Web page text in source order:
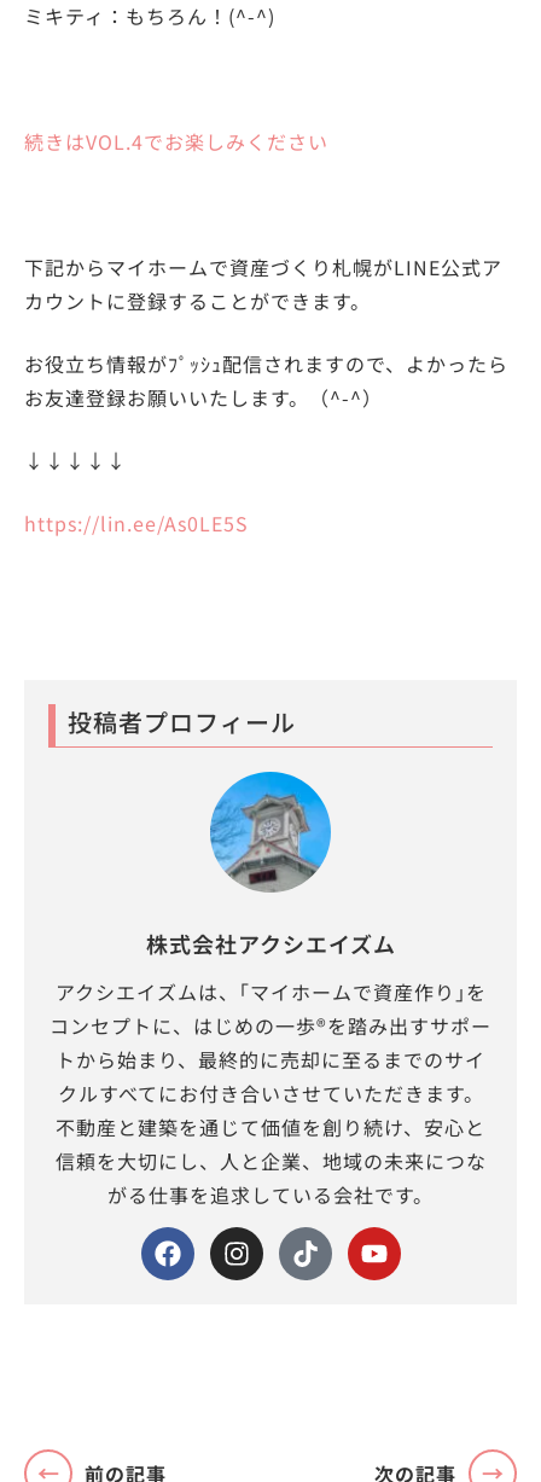
ミキティ：もちろん！(^-^)
続きはVOL.4でお楽しみください
下記からマイホームで資産づくり札幌がLINE公式ア
カウントに登録することができます。
お役立ち情報がﾌﾟｯｼｭ配信されますので、よかったら
お友達登録お願いいたします。（^-^）
↓↓↓↓↓
https://lin.ee/As0LE5S
投稿者プロフィール
株式会社アクシエイズム
アクシエイズムは、｢マイホームで資産作り｣を
コンセプトに、はじめの一歩®を踏み出すサポー
トから始まり、最終的に売却に至るまでのサイ
クルすべてにお付き合いさせていただきます。
不動産と建築を通じて価値を創り続け、安心と
信頼を大切にし、人と企業、地域の未来につな
がる仕事を追求している会社です。
前の記事 次の記事